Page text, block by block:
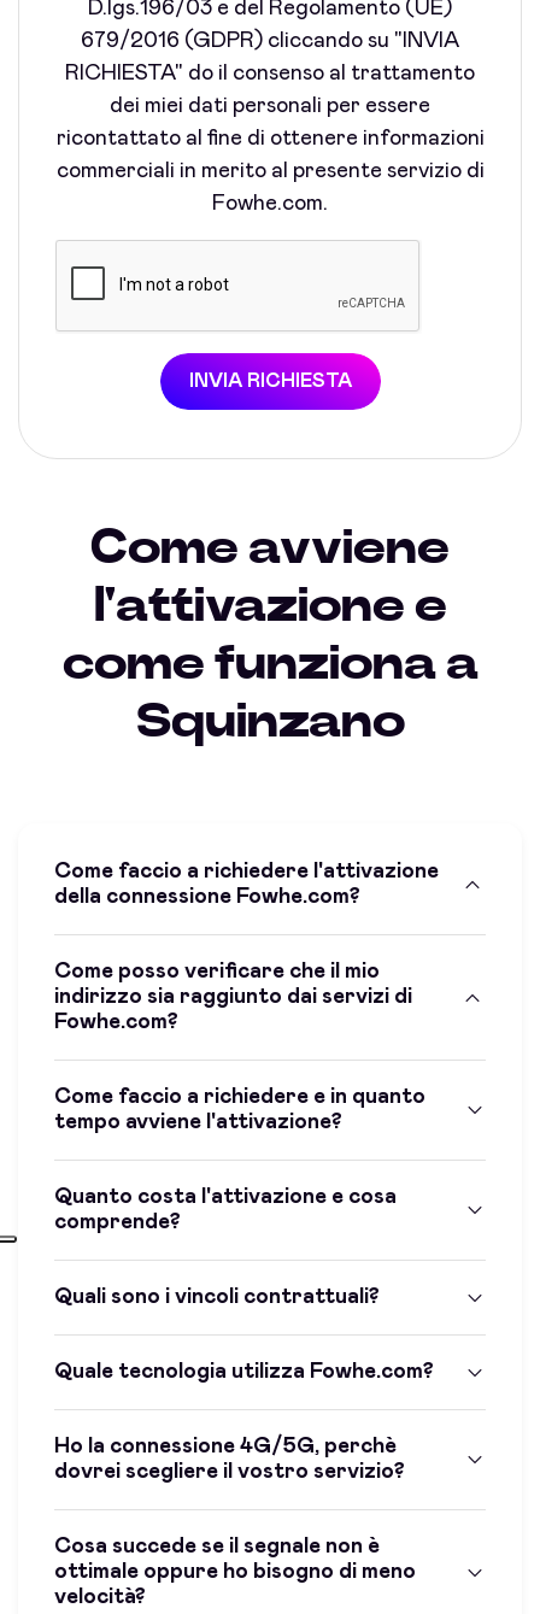
D.lgs.196/03 e del Regolamento (UE)
679/2016 (GDPR) cliccando su "INVIA
RICHIESTA" do il consenso al trattamento
dei miei dati personali per essere
ricontattato al fine di ottenere informazioni
commerciali in merito al presente servizio di
Fowhe.com.
INVIA RICHIESTA
Come avviene
l'attivazione e
come funziona a
Squinzano
Come faccio a richiedere l'attivazione
della connessione Fowhe.com?
Come posso verificare che il mio
indirizzo sia raggiunto dai servizi di
Fowhe.com?
Come faccio a richiedere e in quanto
tempo avviene l'attivazione?
Quanto costa l'attivazione e cosa
comprende?
Quali sono i vincoli contrattuali?
Quale tecnologia utilizza Fowhe.com?
Ho la connessione 4G/5G, perchè
dovrei scegliere il vostro servizio?
Cosa succede se il segnale non è
ottimale oppure ho bisogno di meno
velocità?